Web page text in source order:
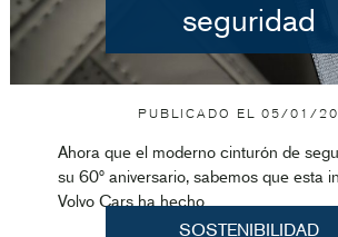
seguridad
PUBLICADO EL05/01/
Ahora que el moderno cinturón de
su 60º aniversario, sabemos que esta
Volvo Cars ha hecho
SOSTENIBILIDAD